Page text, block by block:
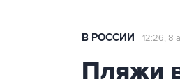
В РОССИИ 12:26, 8
Пляжи